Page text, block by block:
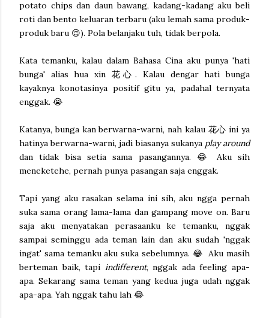
potato chips dan daun bawang, kadang-kadang aku beli
roti dan bento keluaran terbaru (aku lemah sama produk-
produk baru 😌). Pola belanjaku tuh, tidak berpola.
Kata temanku, kalau dalam Bahasa Cina aku punya 'hati
bunga' alias hua xin 花心. Kalau dengar hati bunga
kayaknya konotasinya positif gitu ya, padahal ternyata
enggak. 😭
Katanya, bunga kan berwarna-warni, nah kalau 花心 ini ya
hatinya berwarna-warni, jadi biasanya sukanya play around
dan tidak bisa setia sama pasangannya. 😂 Aku sih
meneketehe, pernah punya pasangan saja enggak.
Tapi yang aku rasakan selama ini sih, aku ngga pernah
suka sama orang lama-lama dan gampang move on. Baru
saja aku menyatakan perasaanku ke temanku, nggak
sampai seminggu ada teman lain dan aku sudah 'nggak
ingat' sama temanku aku suka sebelumnya. 😂 Aku masih
berteman baik, tapi indifferent, nggak ada feeling apa-
apa. Sekarang sama teman yang kedua juga udah nggak
apa-apa. Yah nggak tahu lah 😂